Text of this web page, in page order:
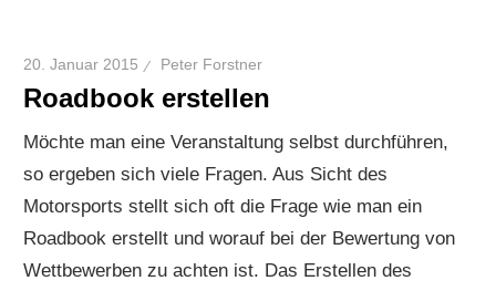
20. Januar 2015 Peter Forstner
Roadbook erstellen
Möchte man eine Veranstaltung selbst durchführen,
so ergeben sich viele Fragen. Aus Sicht des
Motorsports stellt sich oft die Frage wie man ein
Roadbook erstellt und worauf bei der Bewertung von
Wettbewerben zu achten ist. Das Erstellen des